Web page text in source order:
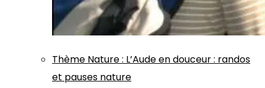
Thème Nature: L’Aude en douceur : randos
et pauses nature